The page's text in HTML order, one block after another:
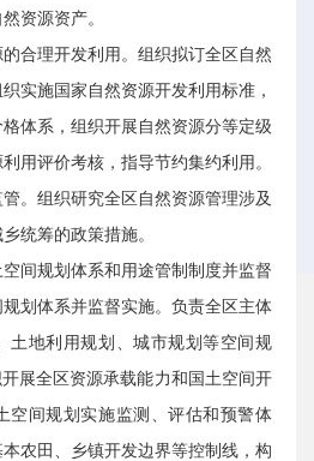
资源资产。
的合理开发利用。组织拟订全区自然
实施国家自然资源开发利用标准，
体系，组织开展自然资源分等定级
用评价考核，指导节约集约利用。
。组织研究全区自然资源管理涉及
统筹的政策措施。
空间规划体系和用途管制制度并监督
划体系并监督实施。负责全区主体
土地利用规划、城市规划等空间规
展全区资源承载能力和国土空间开
空间规划实施监测、评估和预警体
农田、乡镇开发边界等控制线，构